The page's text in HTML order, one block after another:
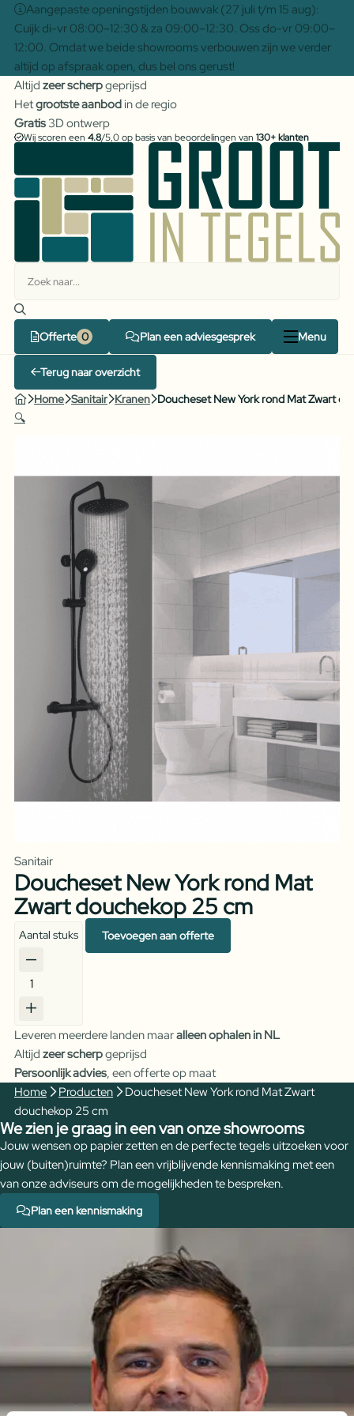
Aangepaste openingstijden bouwvak (27 juli t/m 15 aug):
Cuijk di-vr 08:00–12:30 & za 09:00–12:30. Oss do-vr 09:00–
12:00. Omdat we beide showrooms verbouwen zijn we verder
altijd op afspraak open, dus bel ons gerust!
Altijd zeer scherpgeprijsd
Hetgrootste aanbodin de regio
Gratis3D ontwerp
Wij scoren een 4.8/5,0 op basis van beoordelingen van 130+ klanten
Offerte Plan een adviesgesprek Menu
Terug naar overzicht
Home Sanitair Kranen Doucheset New York rond Mat Zwart
🔍
Sanitair
Doucheset New York rond Mat
Zwart douchekop 25 cm
Doucheset
New
rond
Mat
Zwart
douchekop
25
cm
aantal
Aantal stuks Toevoegen aan offerte
Leveren meerdere landen maaralleen ophalen in NL
Altijd zeer scherpgeprijsd
Persoonlijk advies, een offerte op maat
Home
Producten
Doucheset New York rond Mat Zwart
douchekop 25 cm
We zien je graag in een van onze showrooms
Jouw wensen op papier zetten en de perfecte tegels uitzoeken voor
jouw (buiten)ruimte? Plan een vrijblijvende kennismaking met een
van onze adviseurs om de mogelijkheden te bespreken.
Plan een kennismaking